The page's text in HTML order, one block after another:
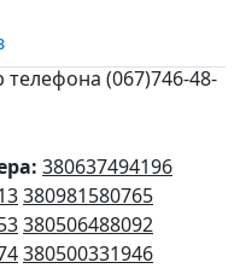
(067)746-48-
380637494196
380981580765
380506488092
380500331946